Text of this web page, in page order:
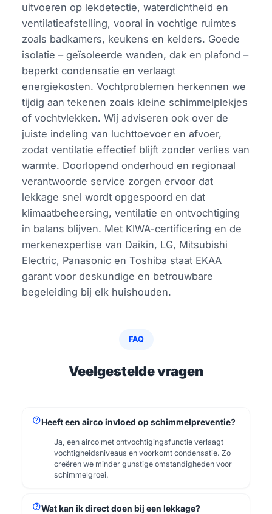
uitvoeren op lekdetectie, waterdichtheid en
ventilatieafstelling, vooral in vochtige ruimtes
zoals badkamers, keukens en kelders. Goede
isolatie – geïsoleerde wanden, dak en plafond –
beperkt condensatie en verlaagt
energiekosten. Vochtproblemen herkennen we
tijdig aan tekenen zoals kleine schimmelplekjes
of vochtvlekken. Wij adviseren ook over de
juiste indeling van luchttoevoer en afvoer,
zodat ventilatie effectief blijft zonder verlies van
warmte. Doorlopend onderhoud en regionaal
verantwoorde service zorgen ervoor dat
lekkage snel wordt opgespoord en dat
klimaatbeheersing, ventilatie en ontvochtiging
in balans blijven. Met KIWA-certificering en de
merkenexpertise van Daikin, LG, Mitsubishi
Electric, Panasonic en Toshiba staat EKAA
garant voor deskundige en betrouwbare
begeleiding bij elk huishouden.
FAQ
Veelgestelde vragen
helpHeeft een airco invloed op schimmelpreventie?
Ja, een airco met ontvochtigingsfunctie verlaagt
vochtigheidsniveaus en voorkomt condensatie. Zo
creëren we minder gunstige omstandigheden voor
schimmelgroei.
helpWat kan ik direct doen bij een lekkage?